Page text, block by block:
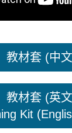
教材套 (中
教材套 (英
Kit